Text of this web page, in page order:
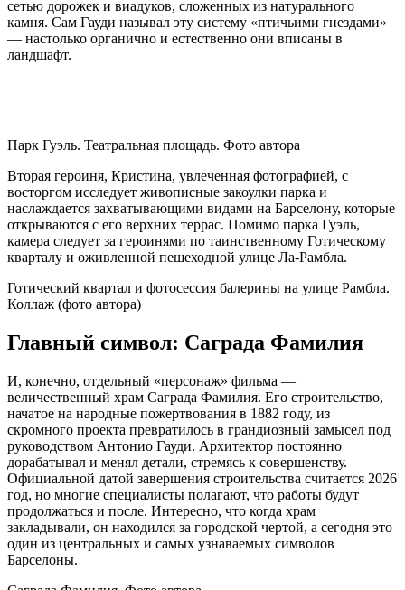
сетью дорожек и виадуков, сложенных из натурального
камня. Сам Гауди называл эту систему «птичьими гнездами»
— настолько органично и естественно они вписаны в
ландшафт.
Парк Гуэль. Театральная площадь. Фото автора
Вторая героиня, Кристина, увлеченная фотографией, с
восторгом исследует живописные закоулки парка и
наслаждается захватывающими видами на Барселону, которые
открываются с его верхних террас. Помимо парка Гуэль,
камера следует за героинями по таинственному Готическому
кварталу и оживленной пешеходной улице Ла-Рамбла.
Готический квартал и фотосессия балерины на улице Рамбла.
Коллаж (фото автора)
Главный символ: Саграда Фамилия
И, конечно, отдельный «персонаж» фильма —
величественный храм Саграда Фамилия. Его строительство,
начатое на народные пожертвования в 1882 году, из
скромного проекта превратилось в грандиозный замысел под
руководством Антонио Гауди. Архитектор постоянно
дорабатывал и менял детали, стремясь к совершенству.
Официальной датой завершения строительства считается 2026
год, но многие специалисты полагают, что работы будут
продолжаться и после. Интересно, что когда храм
закладывали, он находился за городской чертой, а сегодня это
один из центральных и самых узнаваемых символов
Барселоны.